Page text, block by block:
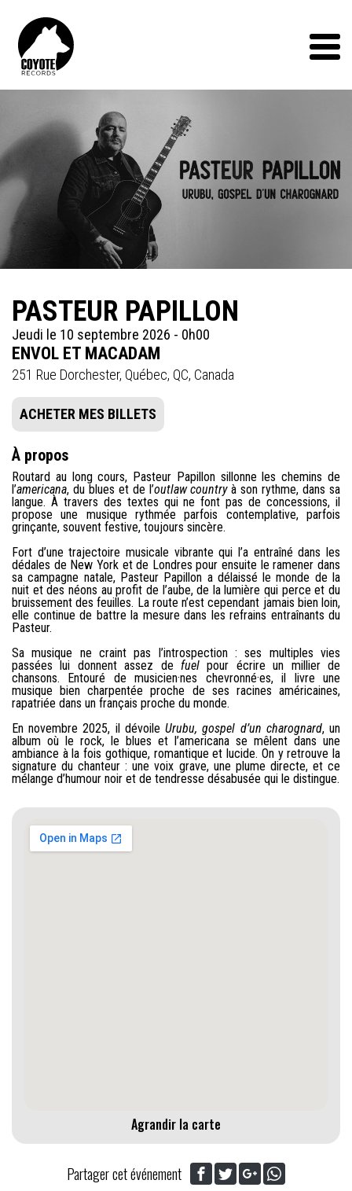
Records
Menu
PASTEUR PAPILLON
Jeudi le 10 septembre 2026 - 0h00
ENVOL ET MACADAM
251 Rue Dorchester, Québec, QC, Canada
ACHETER MES BILLETS
À propos
Routard au long cours, Pasteur Papillon sillonne les chemins de
l’americana, du blues et de l’outlaw countryà son rythme, dans sa
langue. À travers des textes qui ne font pas de concessions, il
propose une musique rythmée parfois contemplative, parfois
grinçante, souvent festive, toujours sincère.
Fort d’une trajectoire musicale vibrante qui l’a entraîné dans les
dédales de New York et de Londres pour ensuite le ramener dans
sa campagne natale, Pasteur Papillon a délaissé le monde de la
nuit et des néons au profit de l’aube, de la lumière qui perce et du
bruissement des feuilles. La route n’est cependant jamais bien loin,
elle continue de battre la mesure dans les refrains entraînants du
Pasteur.
Sa musique ne craint pas l’introspection : ses multiples vies
passées lui donnent assez de fuel pour écrire un millier de
chansons. Entouré de musicien·nes chevronné·es, il livre une
musique bien charpentée proche de ses racines américaines,
rapatriée dans un français proche du monde.
En novembre 2025, il dévoileUrubu, gospel d’un charognard, un
album où le rock, le blues et l’americana se mêlent dans une
ambiance à la fois gothique, romantique et lucide. On y retrouve la
signature du chanteur : une voix grave, une plume directe, et ce
mélange d’humour noir et de tendresse désabusée qui le distingue.
Agrandir la carte
Partager cet événement